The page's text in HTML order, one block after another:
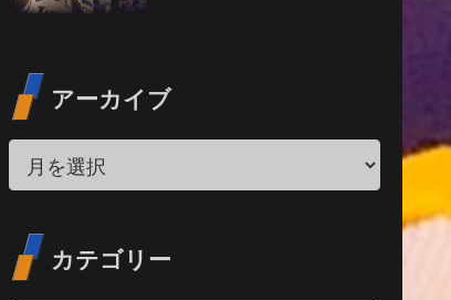
アーカイブ
カテゴリー